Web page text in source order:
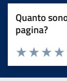
Quanto
pagina?
Valuta
Valuta 2
Valuta 1 stelle